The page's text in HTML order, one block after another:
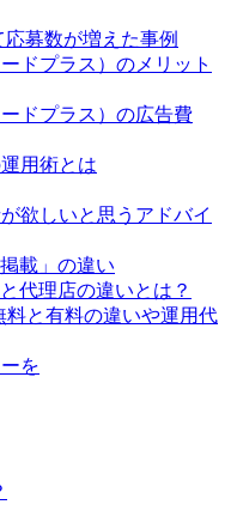
応募数が増えた事例
ドプラス）のメリット
ドプラス）の広告費
用術とは
欲しいと思うアドバイ
載」の違い
代理店の違いとは？
料と有料の違いや運用代
を